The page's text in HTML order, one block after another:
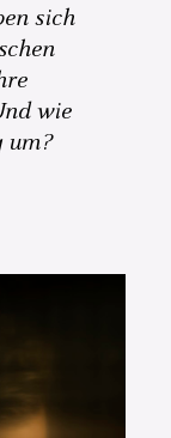
sich
wie
um?